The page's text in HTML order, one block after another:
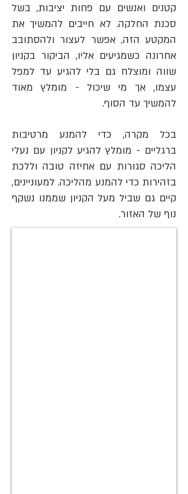
קטנים ואנשים עם פחות יציבות, בשל
סכנת החלקה.לא חייבים להמשיך את
המקטע הזה, אפשר לעצור ולהסתובב
אחרונה כשמגיעים אליו, הביקור בקניון
שווה ומוצלח גם בלי להגיע עד למפל
עצמו, אך מי שיכול - מומלץ מאוד
להמשיך עד הסוף.
בכל מקרה, כדי להמנע מרטיבות
ברגליים - מומלץ להגיע לקניון עם נעלי
הליכה סגורות עם אחיזה טובה וללכת
בזהירות כדי להמנע מהליכה. למעוניינים,
קיים גם שביל מעל הקניון שממנו נשקף
נוף של האזור.